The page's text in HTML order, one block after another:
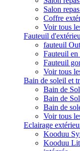
Salon
Coffre
Voir tous
Fauteuil
fauteuil
Fauteuil en
Fauteuil
Voir tous
Bain de soleil et
Bain de
Bain de
Bain de
Voir tous
Eclairage
Kooduu
Kooduu